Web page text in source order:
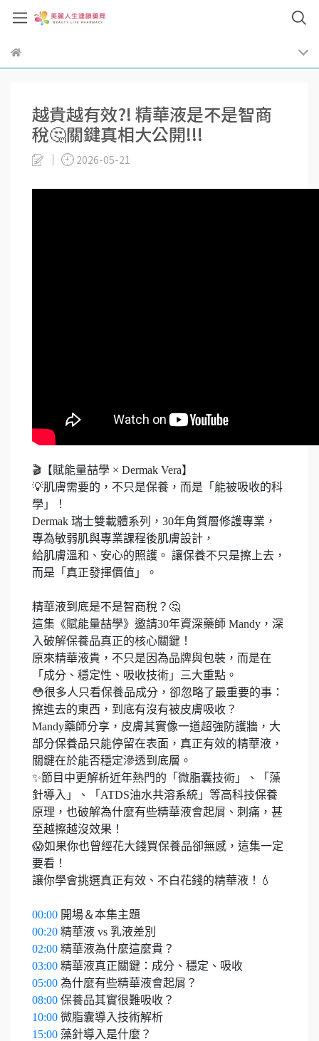
越貴越有效?! 精華液是不是智商
稅🤔關鍵真相大公開!!!
2026-05-21
🎬【賦能量喆學 × Dermak Vera】
💡肌膚需要的，不只是保養，而是「能被吸收的科
學」！
Dermak 瑞士雙載體系列，30年角質層修護專業，
專為敏弱肌與專業課程後肌膚設計，
給肌膚溫和、安心的照護。 讓保養不只是擦上去，
而是「真正發揮價值」。
精華液到底是不是智商稅？🤔
這集《賦能量喆學》邀請30年資深藥師 Mandy，深
入破解保養品真正的核心關鍵！
原來精華液貴，不只是因為品牌與包裝，而是在
「成分、穩定性、吸收技術」三大重點。
😳很多人只看保養品成分，卻忽略了最重要的事：
擦進去的東西，到底有沒有被皮膚吸收？
Mandy藥師分享，皮膚其實像一道超強防護牆，大
部分保養品只能停留在表面，真正有效的精華液，
關鍵在於能否穩定滲透到底層。
✨節目中更解析近年熱門的「微脂囊技術」、「藻
針導入」、「ATDS油水共溶系統」等高科技保養
原理，也破解為什麼有些精華液會起屑、刺痛，甚
至越擦越沒效果！
😱如果你也曾經花大錢買保養品卻無感，這集一定
要看！
讓你學會挑選真正有效、不白花錢的精華液！💧
00:00 開場＆本集主題
00:20 精華液 vs 乳液差別
02:00 精華液為什麼這麼貴？
03:00 精華液真正關鍵：成分、穩定、吸收
05:00 為什麼有些精華液會起屑？
08:00 保養品其實很難吸收？
10:00 微脂囊導入技術解析
15:00 藻針導入是什麼？